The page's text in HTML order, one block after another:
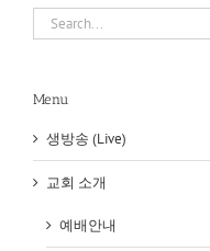
Search
for:
Menu
생방송 (Live)
교회 소개
예배안내